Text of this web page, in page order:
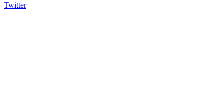
Twitter